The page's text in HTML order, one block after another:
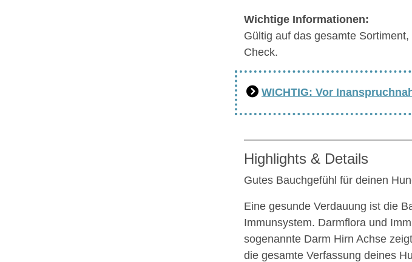
Wichtige Informationen:
Gültig auf das gesamte
Check.
WICHTIG: Vor
Highlights & Details
Gutes Bauchgefühl für deinen
Eine gesunde Verdauung ist die
Immunsystem. Darmflora und
sogenannte Darm Hirn Achse
die gesamte Verfassung deines